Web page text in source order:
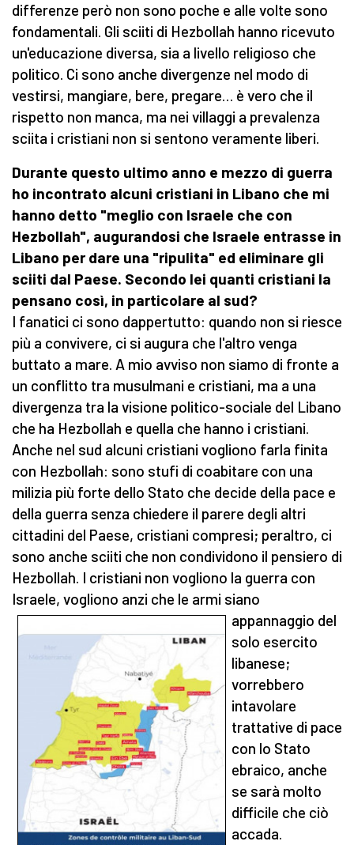
differenze però non sono poche e alle volte sono
fondamentali. Gli sciiti di Hezbollah hanno ricevuto
un'educazione diversa, sia a livello religioso che
politico. Ci sono anche divergenze nel modo di
vestirsi, mangiare, bere, pregare… è vero che il
rispetto non manca, ma nei villaggi a prevalenza
sciita i cristiani non si sentono veramente liberi.
Durante questo ultimo anno e mezzo di guerra
ho incontrato alcuni cristiani in Libano che mi
hanno detto "meglio con Israele che con
Hezbollah", augurandosi che Israele entrasse in
Libano per dare una "ripulita" ed eliminare gli
sciiti dal Paese. Secondo lei quanti cristiani la
pensano così, in particolare al sud?
I fanatici ci sono dappertutto: quando non si riesce
più a convivere, ci si augura che l'altro venga
buttato a mare. A mio avviso non siamo di fronte a
un conflitto tra musulmani e cristiani, ma a una
divergenza tra la visione politico-sociale del Libano
che ha Hezbollah e quella che hanno i cristiani.
Anche nel sud alcuni cristiani vogliono farla finita
con Hezbollah: sono stufi di coabitare con una
milizia più forte dello Stato che decide della pace e
della guerra senza chiedere il parere degli altri
cittadini del Paese, cristiani compresi; peraltro, ci
sono anche sciiti che non condividono il pensiero di
Hezbollah. I cristiani non vogliono la guerra con
Israele, vogliono anzi che le armi siano
appannaggio del
solo esercito
libanese;
vorrebbero
intavolare
trattative di pace
con lo Stato
ebraico, anche
se sarà molto
difficile che ciò
accada.